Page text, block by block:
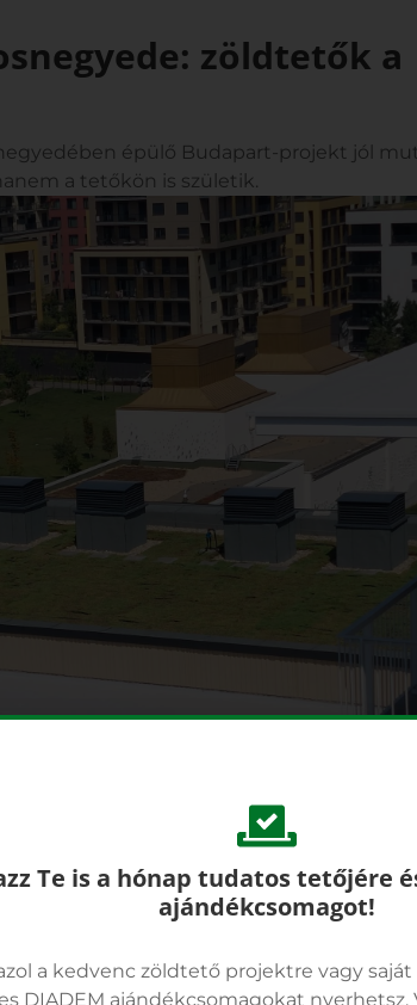
zöldtetők a
épülő Budapart-projekt jól
a tetőkön is születik.
Te is a hónap tudatos tetőjére
ajándékcsomagot!
a kedvenc zöldtető projektre vagy
DIADEM ajándékcsomagokat nyerhetsz.